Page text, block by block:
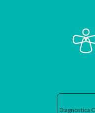
Diagnostica